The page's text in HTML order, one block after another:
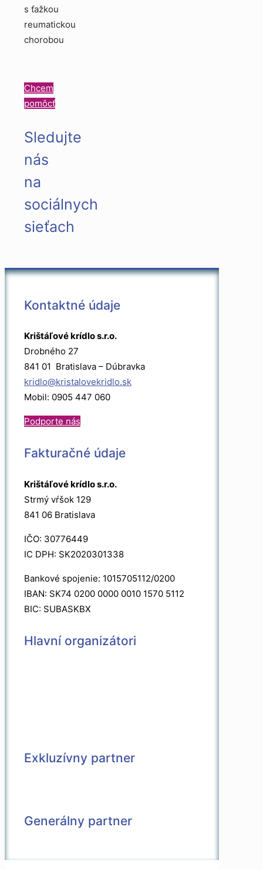
s ťažkou
reumatickou
chorobou
Chcem
pomôcť
Sledujte
nás
na
sociálnych
sieťach
Kontaktné údaje
Krištáľové krídlo s.r.o.
Drobného 27
841 01 Bratislava – Dúbravka
kridlo@kristalovekridlo.sk
Mobil: 0905 447 060
Podporte nás
Fakturačné údaje
Krištáľové krídlo s.r.o.
Strmý vŕšok 129
841 06 Bratislava
IČO: 30776449
IC DPH: SK2020301338
Bankové spojenie: 1015705112/0200
IBAN: SK74 0200 0000 0010 1570 5112
BIC: SUBASKBX
Hlavní organizátori
Exkluzívny partner
Generálny partner